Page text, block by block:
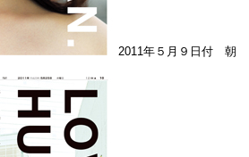
2011年５月９日付 朝